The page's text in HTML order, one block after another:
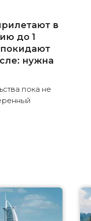
в
до 1
нужна
пока не